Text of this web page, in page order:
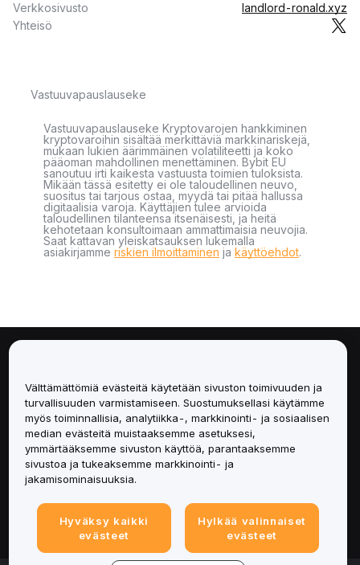
Verkkosivusto
landlord-ronald.xyz
Yhteisö
Vastuuvapauslauseke
Vastuuvapauslauseke Kryptovarojen hankkiminen
kryptovaroihin sisältää merkittäviä markkinariskejä,
mukaan lukien äärimmäinen volatiliteetti ja koko
pääoman mahdollinen menettäminen. Bybit EU
sanoutuu irti kaikesta vastuusta toimien tuloksista.
Mikään tässä esitetty ei ole taloudellinen neuvo,
suositus tai tarjous ostaa, myydä tai pitää hallussa
digitaalisia varoja. Käyttäjien tulee arvioida
taloudellinen tilanteensa itsenäisesti, ja heitä
kehotetaan konsultoimaan ammattimaisia neuvojia.
Saat kattavan yleiskatsauksen lukemalla
asiakirjamme riskien ilmoittaminen ja käyttöehdot.
Palvelut
Tuki
Tuotteet
Lakiasiat
Välttämättömiä evästeitä käytetään sivuston toimivuuden ja
turvallisuuden varmistamiseen. Suostumuksellasi käytämme
myös toiminnallisia, analytiikka-, markkinointi- ja sosiaalisen
median evästeitä muistaaksemme asetuksesi,
ymmärtääksemme sivuston käyttöä, parantaaksemme
sivustoa ja tukeaksemme markkinointi- ja
jakamisominaisuuksia.
Hyväksy kaikki
evästeet
Hylkää valinnaiset
evästeet